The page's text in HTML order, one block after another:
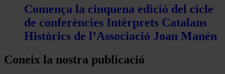
Comença la cinquena edició del cicle
de conferències Intèrprets Catalans
Històrics de l’Associació Joan Manén
Coneix la nostra publicació